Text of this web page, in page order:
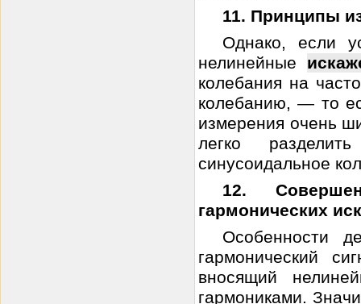
11. Принципы
Однако, если
нелинейные
колебания на
колебанию, — то
измерения очень
легко
синусоидальное
12.
гармонических
Особенности
гармонический
вносящий
гармониками.